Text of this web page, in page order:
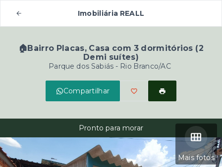
Imobiliária REALL
🏠Bairro Placas, Casa com 3 dormitórios (2
Demi suítes)
Parque dos Sabiás - Rio Branco/AC
Compartilhar
Mais fotos
Pronto para morar